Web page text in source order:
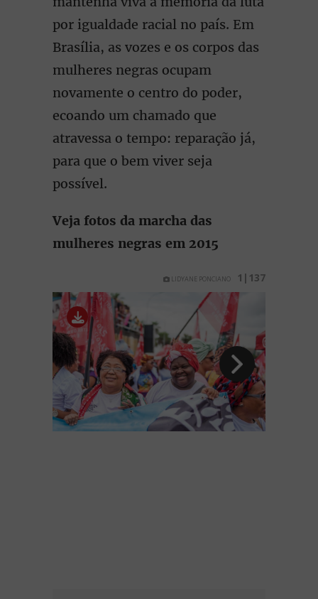
por igualdade racial no país. Em
Brasília, as vozes e os corpos das
mulheres negras ocupam
novamente o centro do poder,
ecoando um chamado que
atravessa o tempo: reparação já,
para que o bem viver seja
possível.
Veja fotos da marcha das
mulheres negras em 2015